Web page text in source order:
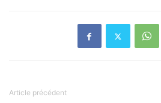
Article précédent